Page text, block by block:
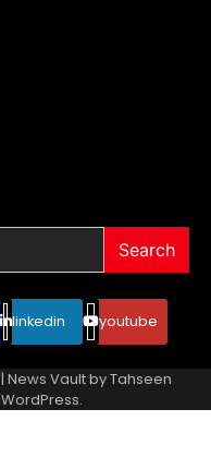
Search
linkedin youtube
| News Vault byTahseen
WordPress.